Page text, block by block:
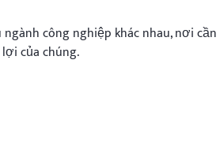
công nghiệp khác nhau, nơi
của chúng.